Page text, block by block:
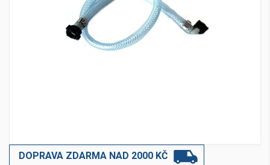
DOPRAVA ZDARMA NAD 2000 KČ